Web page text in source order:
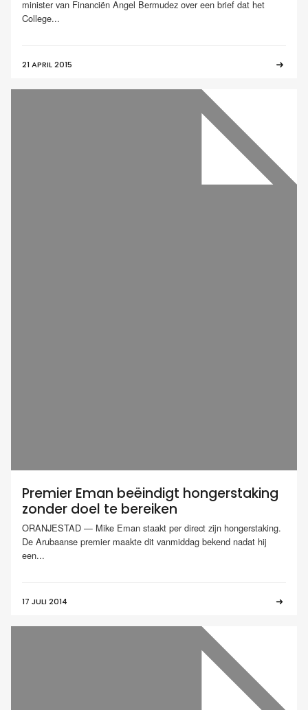
minister van Financiën Angel Bermudez over een brief dat het
College...
21 APRIL 2015
Premier Eman beëindigt hongerstaking
zonder doel te bereiken
ORANJESTAD — Mike Eman staakt per direct zijn hongerstaking.
De Arubaanse premier maakte dit vanmiddag bekend nadat hij
een...
17 JULI 2014